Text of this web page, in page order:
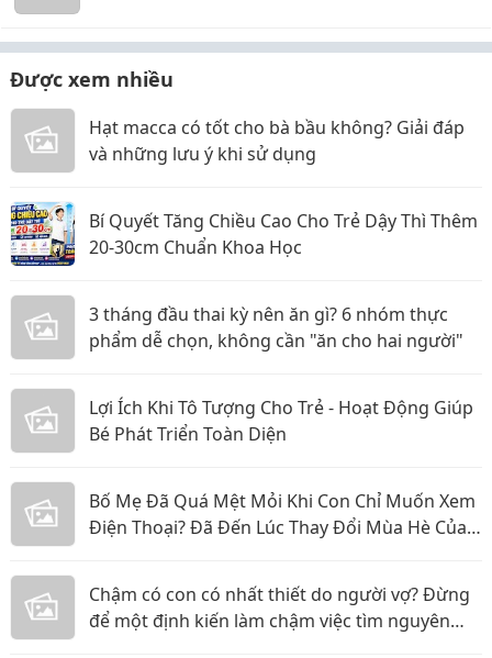
Được xem nhiều
Hạt macca có tốt cho bà bầu không? Giải đáp
và những lưu ý khi sử dụng
Bí Quyết Tăng Chiều Cao Cho Trẻ Dậy Thì Thêm
20-30cm Chuẩn Khoa Học
3 tháng đầu thai kỳ nên ăn gì? 6 nhóm thực
phẩm dễ chọn, không cần "ăn cho hai người"
Lợi Ích Khi Tô Tượng Cho Trẻ - Hoạt Động Giúp
Bé Phát Triển Toàn Diện
Bố Mẹ Đã Quá Mệt Mỏi Khi Con Chỉ Muốn Xem
Điện Thoại? Đã Đến Lúc Thay Đổi Mùa Hè Của
Chậm có con có nhất thiết do người vợ? Đừng
để một định kiến làm chậm việc tìm nguyên